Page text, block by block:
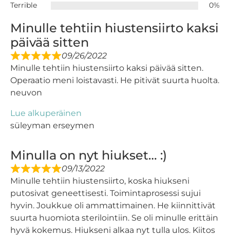
Terrible
0%
Minulle tehtiin hiustensiirto kaksi
päivää sitten
09/26/2022
Minulle tehtiin hiustensiirto kaksi päivää sitten.
Operaatio meni loistavasti. He pitivät suurta huolta.
neuvon
Lue alkuperäinen
süleyman erseymen
Minulla on nyt hiukset… :)
09/13/2022
Minulle tehtiin hiustensiirto, koska hiukseni
putosivat geneettisesti. Toimintaprosessi sujui
hyvin. Joukkue oli ammattimainen. He kiinnittivät
suurta huomiota sterilointiin. Se oli minulle erittäin
hyvä kokemus. Hiukseni alkaa nyt tulla ulos. Kiitos